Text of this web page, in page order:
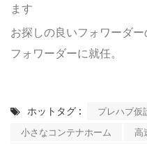
ます
お探しの良いフォワーダ
フォワーダーに就任。
ホットタグ :
プレハブ仮
小さなコンテナホーム
高